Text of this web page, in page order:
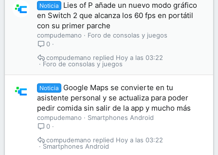
Noticia
Lies of P añade un nuevo modo gráfico
en Switch 2 que alcanza los 60 fps en portátil
con su primer parche
compudemano
Foro de consolas y juegos
0
Foro de consolas y juegos
Hoy a las 03:22
compudemano
Noticia
Google Maps se convierte en tu
asistente personal y se actualiza para poder
pedir comida sin salir de la app y mucho más
compudemano
Smartphones Android
0
Smartphones Android
Hoy a las 03:22
compudemano